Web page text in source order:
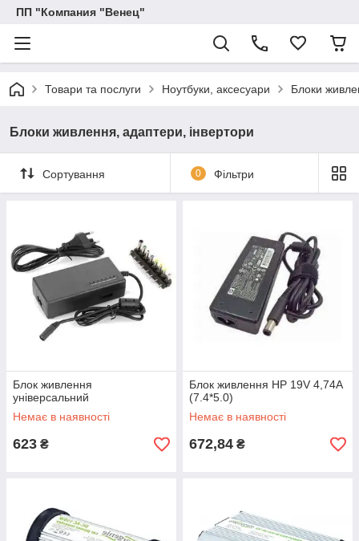
ПП "Компания "Венец"
Товари та послуги Ноутбуки, аксесуари Блоки
Блоки живлення, адаптери, інвертори
Сортування 0 Фільтри
Блок живлення
універсальний
Немає в наявності
623 ₴
Блок живлення HP 19V 4,74A
(7.4*5.0)
Немає в наявності
672,84 ₴